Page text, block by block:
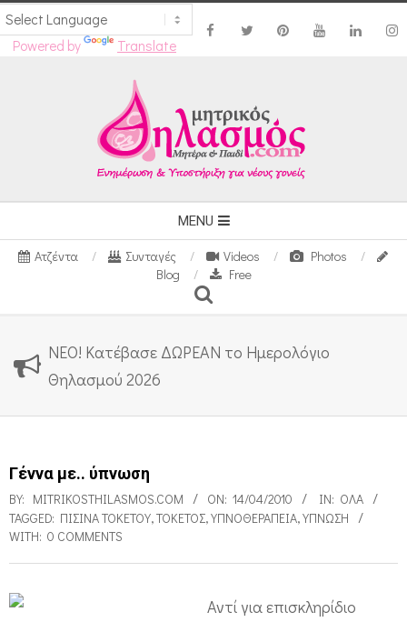
Powered by Translate
Navigation
Menu
MENU
Ατζέντα Συνταγές Videos
Photos
Blog
Free
Search
ΝΕΟ! Κατέβασε ΔΩΡΕΑΝ το Ημερολόγιο
Θηλασμού 2026
Γέννα με.. ύπνωση
BY: MITRIKOSTHILASMOS.COM ON: 14/04/2010 IN: ΌΛΑ
TAGGED: ΠΙΣΊΝΑ ΤΟΚΕΤΟΎ,ΤΟΚΕΤΌΣ,ΥΠΝΟΘΕΡΑΠΕΊΑ,ΥΠΝΩΣΗ
WITH: 0 COMMENTS
Αντί για επισκληρίδιο